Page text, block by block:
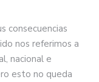
consecuencias
nos referimos a
nacional e
esto no queda